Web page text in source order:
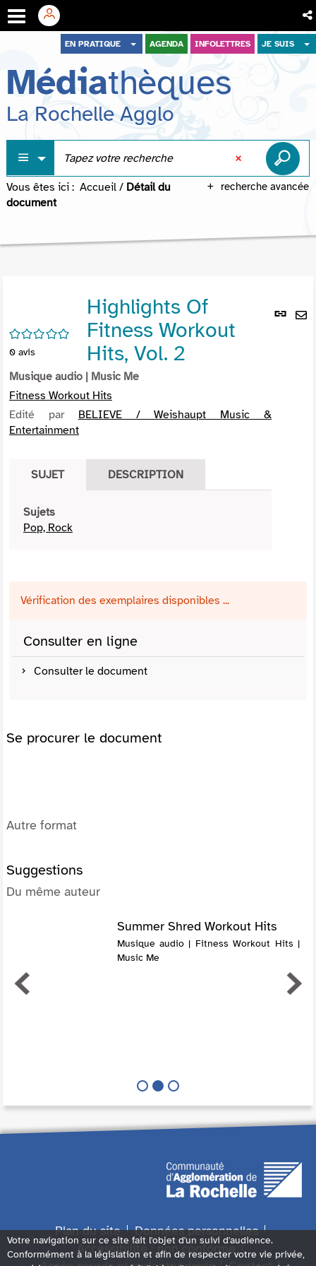
menu
contenu
recherche
EN PRATIQUE AGENDA INFOLETTRES JE SUIS
Médiathèques
La Rochelle Agglo
recherche avancée
Vous êtes ici : Accueil / Détail du
document
Lien
/5
0 avis
Highlights Of
Fitness Workout
Hits, Vol. 2
Musique audio | Music Me
Fitness Workout Hits
Edité par BELIEVE / Weishaupt Music &
Entertainment
SUJET DESCRIPTION
Sujets
Pop, Rock
Vérification des exemplaires disponibles ...
Consulter en ligne
Consulter le document
Se procurer le document
Autre format
Suggestions
Du même auteur
Summer Shred Workout Hits
Musique audio | Fitness Workout Hits |
Music Me
Plan du site
Données personnelles
Accessibilité : non conforme
Votre navigation sur ce site fait l'objet d'un suivi d'audience.
Conformément à la législation et afin de respecter votre vie privée,